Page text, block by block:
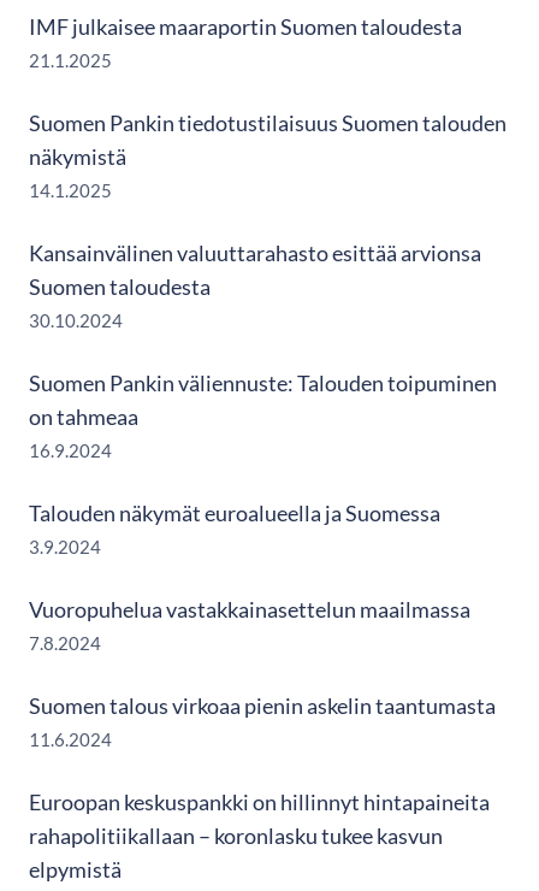
IMF julkaisee maaraportin Suomen taloudesta
21.1.2025
Suomen Pankin tiedotustilaisuus Suomen talouden
näkymistä
14.1.2025
Kansainvälinen valuuttarahasto esittää arvionsa
Suomen taloudesta
30.10.2024
Suomen Pankin väliennuste: Talouden toipuminen
on tahmeaa
16.9.2024
Talouden näkymät euroalueella ja Suomessa
3.9.2024
Vuoropuhelua vastakkainasettelun maailmassa
7.8.2024
Suomen talous virkoaa pienin askelin taantumasta
11.6.2024
Euroopan keskuspankki on hillinnyt hintapaineita
rahapolitiikallaan – koronlasku tukee kasvun
elpymistä